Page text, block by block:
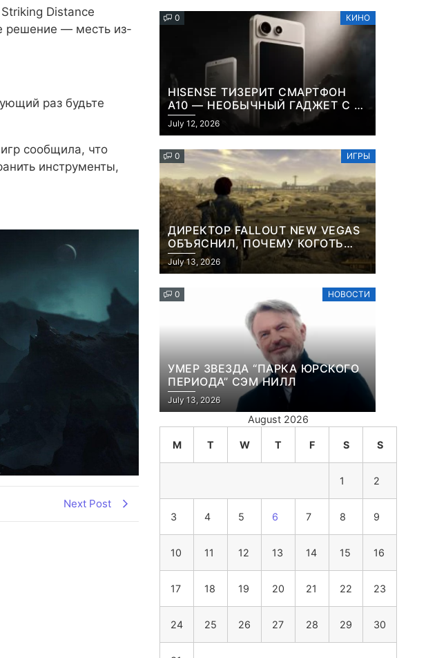
Distance
решение — месть из-
раз будьте
сообщила, что
инструменты,
Next Post
0 КИНО
HISENSE ТИЗЕРИТ СМАРТФОН
A10 — НЕОБЫЧНЫЙ ГАДЖЕТ С E-
INK-ЭКРАНОМ И СЪЕМНОЙ LCD-
ПАНЕЛЬЮ ДЛЯ ЦВЕТНОГО
July 12, 2026
0 ИГРЫ
ДИРЕКТОР FALLOUT NEW VEGAS
ОБЪЯСНИЛ, ПОЧЕМУ КОГОТЬ
СМЕРТИ У КАРЬЕРА НАМЕРЕННО
СНОСИТ ВАМ ГОЛОВУ
July 13, 2026
0 НОВОСТИ
УМЕР ЗВЕЗДА “ПАРКА ЮРСКОГО
ПЕРИОДА” СЭМ НИЛЛ
July 13, 2026
August 2026
M T W T F S S
1 2
3 4 5 6 7 8 9
10 11 12 13 14 15 16
17 18 19 20 21 22 23
24 25 26 27 28 29 30